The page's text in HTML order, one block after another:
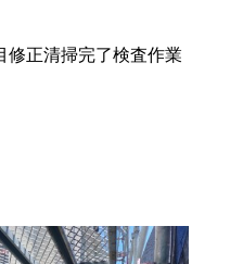
修正清掃完了検査作業